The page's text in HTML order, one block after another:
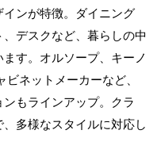
ンが特徴。ダイニング
デスクなど、暮らしの中
す。オルソープ、キーノ
ネットメーカーなど、
もラインアップ。クラ
多様なスタイルに対応し